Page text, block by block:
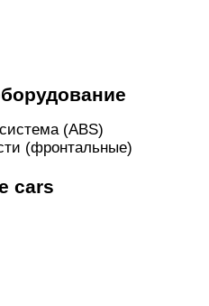
(ABS)
(фронтальные)
cars